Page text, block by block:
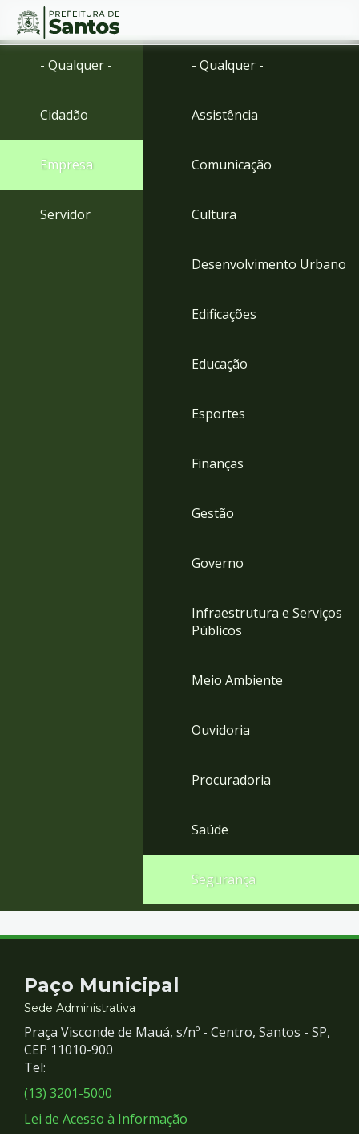
Ir
Ir
menu
Conteúdo
- Qualquer -
Cidadão
Empresa
Servidor
- Qualquer -
Assistência
Comunicação
Cultura
Desenvolvimento Urbano
Edificações
Educação
Esportes
Finanças
Gestão
Governo
Infraestrutura e Serviços
Públicos
Meio Ambiente
Ouvidoria
Procuradoria
Saúde
Segurança
Contato
e
Redes
Sociais
Paço Municipal
Sede Administrativa
Praça Visconde de Mauá, s/nº - Centro, Santos - SP,
CEP 11010-900
Tel:
(13) 3201-5000
Lei de Acesso à Informação